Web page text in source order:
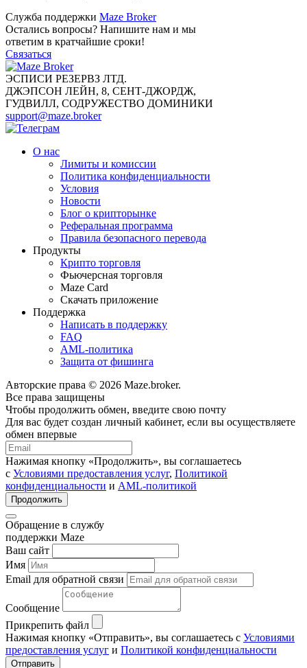
Служба поддержки Maze Broker
Остались вопросы? Напишите нам и мы
ответим в кратчайшие сроки!
Связаться
ЭСПИСИ РЕЗЕРВЗ ЛТД.
ДЖЭПСОН ЛЕЙН, 8, СЕНТ-ДЖОРДЖ,
ГУДВИЛЛ, СОДРУЖЕСТВО ДОМИНИКИ
support@maze.broker
О нас
Лимиты и комиссии
Политика конфиденциальности
Условия
Новости
Блог о крипторынке
Реферальная программа
Правила безопасного перевода
Продукты
Крипто торговля
Фьючерсная торговля
Maze Card
Скачать приложение
Поддержка
Написать в поддержку
FAQ
AML-политика
Защита от фишинга
Авторские права © 2026 Maze.broker.
Все права защищены
Чтобы продолжить обмен, введите свою почту
Для вас будет создан личный кабинет, если вы осуществляете
обмен впервые
Нажимая кнопку «Продолжить», вы соглашаетесь
с Условиями предоставления услуг, Политикой
конфиденциальности и AML-политикой
Продолжить
Обращение в службу
поддержки Maze
Ваш сайт
Имя
Email для обратной связи
Сообщение
Прикрепить файл
Нажимая кнопку «Отправить», вы соглашаетесь с Условиями
предоставления услуг и Политикой конфиденциальности
Отправить